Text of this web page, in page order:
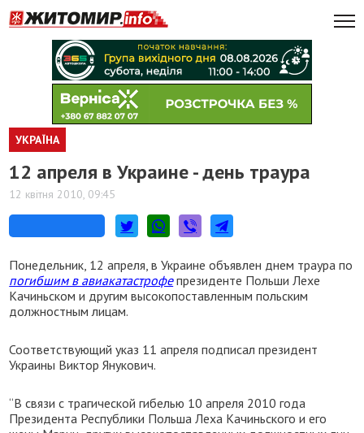
УКРАЇНА
12 апреля в Украине - день траура
12 квітня 2010, 09:45
Понедельник, 12 апреля, в Украине объявлен днем траура по
погибшим в авиакатастрофепрезиденте Польши Лехе
Качиньском и другим высокопоставленным польским
должностным лицам.
Соответствующий указ 11 апреля подписал президент
Украины Виктор Янукович.
“В связи с трагической гибелью 10 апреля 2010 года
Президента Республики Польша Леха Качиньского и его